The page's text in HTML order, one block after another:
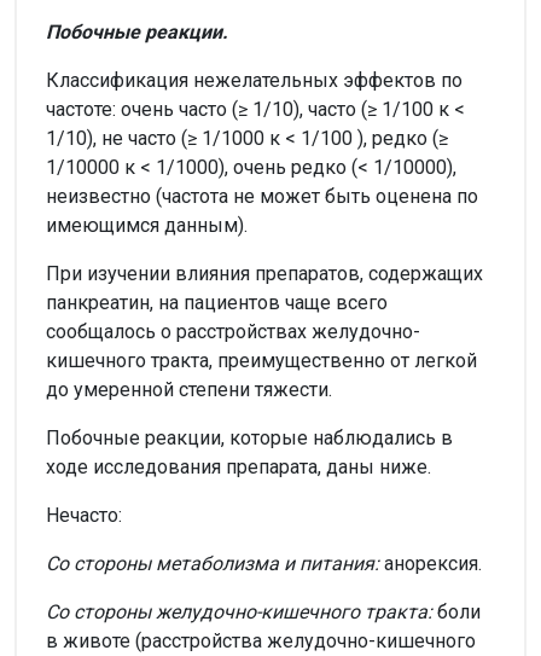
Побочные реакции.
Классификация нежелательных эффектов по
частоте: очень часто (≥ 1/10), часто (≥ 1/100 к <
1/10), не часто (≥ 1/1000 к < 1/100 ), редко (≥
1/10000 к < 1/1000), очень редко (< 1/10000),
неизвестно (частота не может быть оценена по
имеющимся данным).
При изучении влияния препаратов, содержащих
панкреатин, на пациентов чаще всего
сообщалось о расстройствах желудочно-
кишечного тракта, преимущественно от легкой
до умеренной степени тяжести.
Побочные реакции, которые наблюдались в
ходе исследования препарата, даны ниже.
Нечасто:
Со стороны метаболизма и питания:анорексия.
Со стороны желудочно-кишечного тракта:боли
в животе (расстройства желудочно-кишечного